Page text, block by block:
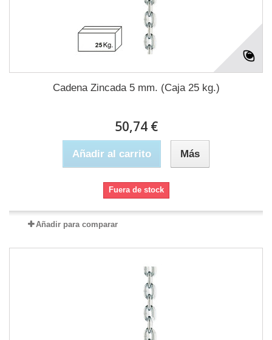
Cadena Zincada 5 mm. (Caja 25 kg.)
50,74 €
Añadir al carrito Más
Fuera de stock
Añadir para comparar